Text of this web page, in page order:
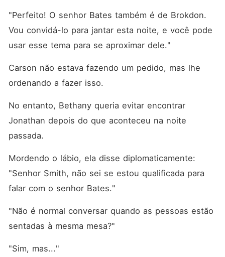
"Perfeito! O senhor Bates também é de Brokdon.
Vou convidá-lo para jantar esta noite, e você pode
usar esse tema para se aproximar dele."
Carson não estava fazendo um pedido, mas lhe
ordenando a fazer isso.
No entanto, Bethany queria evitar encontrar
Jonathan depois do que aconteceu na noite
passada.
Mordendo o lábio, ela disse diplomaticamente:
"Senhor Smith, não sei se estou qualificada para
falar com o senhor Bates."
"Não é normal conversar quando as pessoas estão
sentadas à mesma mesa?"
"Sim, mas..."